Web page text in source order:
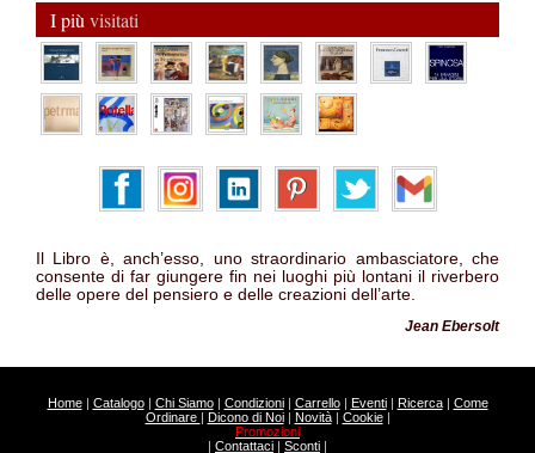
I più visitati
Il Libro è, anch’esso, uno straordinario ambasciatore, che
consente di far giungere fin nei luoghi più lontani il riverbero
delle opere del pensiero e delle creazioni dell’arte.
Jean Ebersolt
Home| Catalogo| Chi Siamo| Condizioni| Carrello| Eventi| Ricerca| Come
Ordinare | Dicono di Noi| Novità| Cookie|
Promozioni
| Contattaci | Sconti |